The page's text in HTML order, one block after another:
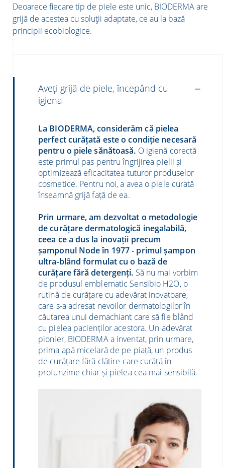
Deoarece fiecare tip de piele este unic, BIODERMA are
grijă de acestea cu soluții adaptate, ce au la bază
principii ecobiologice.
Aveți grijă de piele, începând cu
igiena
La BIODERMA, considerăm că pielea
perfect curățată este o condiție necesară
pentru o piele sănătoasă. O igienă corectă
este primul pas pentru îngrijirea pielii și
optimizează eficacitatea tuturor produselor
cosmetice. Pentru noi, a avea o piele curată
înseamnă grijă față de ea.
Prin urmare, am dezvoltat o metodologie
de curățare dermatologică inegalabilă,
ceea ce a dus la inovații precum
șamponul Node în 1977 - primul șampon
ultra-blând formulat cu o bază de
curățare fără detergenți. Să nu mai vorbim
de produsul emblematic Sensibio H2O, o
rutină de curățare cu adevărat inovatoare,
care s-a adresat nevoilor dermatologilor în
căutarea unui demachiant care să fie blând
cu pielea pacienților acestora. Un adevărat
pionier, BIODERMA a inventat, prin urmare,
prima apă micelară de pe piață, un produs
de curățare fără clătire care curăță în
profunzime chiar și pielea cea mai sensibilă.